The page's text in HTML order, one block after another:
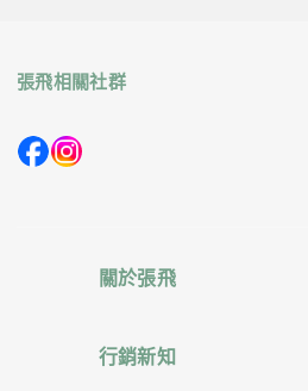
張飛相關社群
關於張飛
行銷新知